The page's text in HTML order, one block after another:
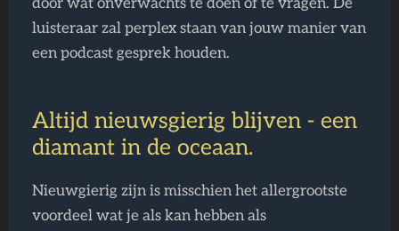
luisteraar zal perplex staan van jouw manier van
een podcast gesprek houden.
Altijd nieuwsgierig blijven - een
diamant in de oceaan.
Nieuwgierig zijn is misschien het allergrootste
voordeel wat je als kan hebben als